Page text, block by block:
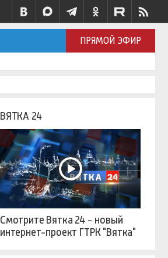
ПРЯМОЙ ЭФИР
ВЯТКА 24
Смотрите Вятка 24 - новый
интернет-проект ГТРК "Вятка"